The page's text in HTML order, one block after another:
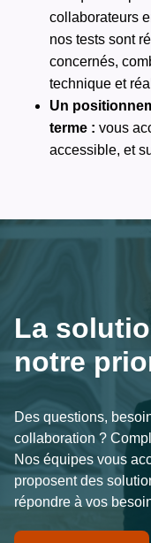
collaborateurs
nos tests sont
concernés,
technique et
Un
terme : vous
accessible, et
La
notre
Des questions,
collaboration ?
Nos équipes vous
proposent des
répondre à vos